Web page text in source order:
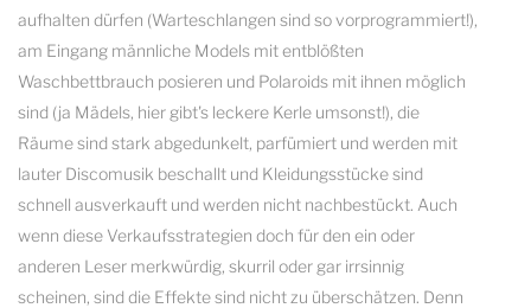
aufhalten dürfen (Warteschlangen sind so vorprogrammiert!),
am Eingang männliche Models mit entblößten
Waschbettbrauch posieren und Polaroids mit ihnen möglich
sind (ja Mädels, hier gibt's leckere Kerle umsonst!), die
Räume sind stark abgedunkelt, parfümiert und werden mit
lauter Discomusik beschallt und Kleidungsstücke sind
schnell ausverkauft und werden nicht nachbestückt. Auch
wenn diese Verkaufsstrategien doch für den ein oder
anderen Leser merkwürdig, skurril oder gar irrsinnig
scheinen, sind die Effekte sind nicht zu überschätzen. Denn